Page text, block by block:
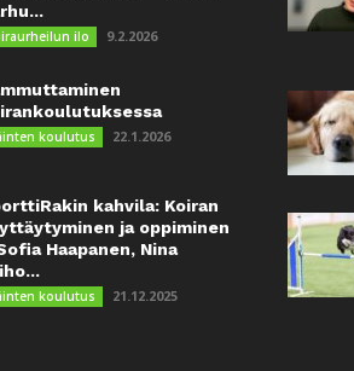
ilo 9.2.2026
koulutus 22.1.2026
kahvila: Koiran
ja oppiminen
Haapanen, Nina
koulutus 21.12.2025